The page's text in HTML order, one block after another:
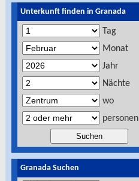
Unterkunft finden in Granada
Tag
Monat
Jahr
Nächte
wo
personen
Granada Suchen